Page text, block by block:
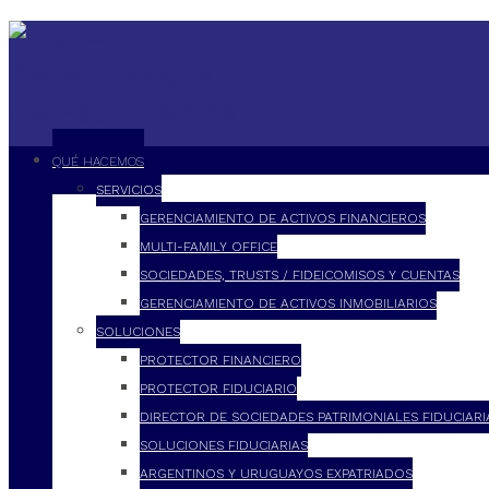
QUÉ HACEMOS
SERVICIOS
GERENCIAMIENTO DE ACTIVOS FINANCIEROS
MULTI-FAMILY OFFICE
SOCIEDADES, TRUSTS / FIDEICOMISOS Y CUENTAS
GERENCIAMIENTO DE ACTIVOS INMOBILIARIOS
SOLUCIONES
PROTECTOR FINANCIERO
PROTECTOR FIDUCIARIO
DIRECTOR DE SOCIEDADES PATRIMONIALES
SOLUCIONES FIDUCIARIAS
ARGENTINOS Y URUGUAYOS EXPATRIADOS